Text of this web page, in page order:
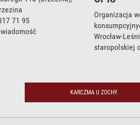
71 95
Organizacja
Wrocław-
staropolskiej
KARCZMA U ZOCHY